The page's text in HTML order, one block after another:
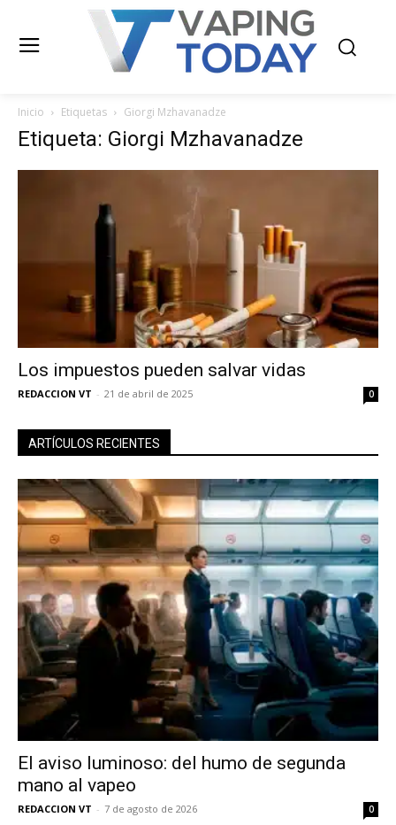
Inicio Etiquetas Giorgi Mzhavanadze
Etiqueta: Giorgi Mzhavanadze
Los impuestos pueden salvar vidas
REDACCION VT - 21 de abril de 2025 0
ARTÍCULOS RECIENTES
El aviso luminoso: del humo de segunda
mano al vapeo
REDACCION VT - 7 de agosto de 2026 0